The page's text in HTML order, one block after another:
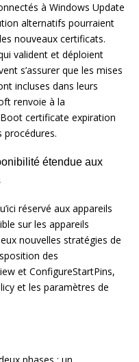
à Windows Update
alternatifs pourraient
nouveaux certificats.
valident et déploient
s’assurer que les mises
incluses dans leurs
renvoie à la
certificate expiration
procédures.
étendue aux
réservé aux appareils
sur les appareils
nouvelles stratégies de
des
et ConfigureStartPins,
et les paramètres de